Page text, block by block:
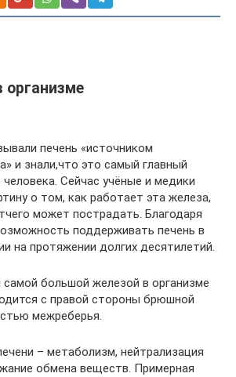
организме
печень «источником
и знали,что это самый главный
человека. Сейчас учёные и медики
о том, как работает эта железа,
может пострадать. Благодаря
поддерживать печень в
на протяжении долгих десятилетий.
самой большой железой в организме
с правой стороны брюшной
межреберья.
– метаболизм, нейтрализация
обмена веществ. Примерная